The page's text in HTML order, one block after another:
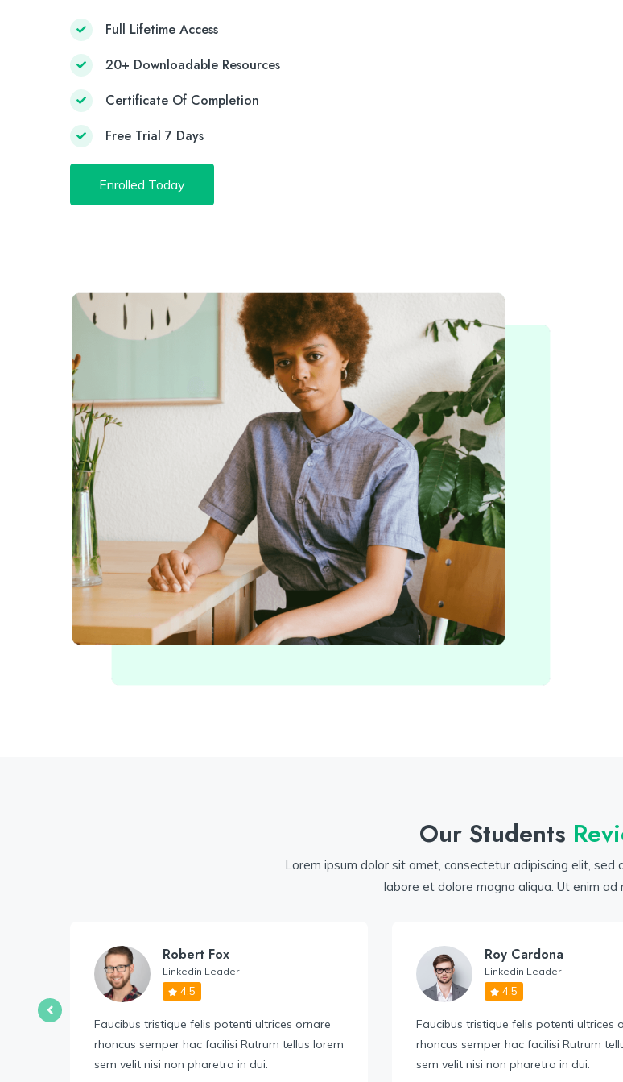
Full Lifetime Access
20+ Downloadable Resources
Certificate Of Completion
Free Trial 7 Days
Enrolled Today
Our Students
Lorem ipsum dolor sit amet, consectetur adipiscing elit, sed
labore et dolore magna aliqua. Ut enim ad
Robert Fox
Linkedin Leader
4.5
Faucibus tristique felis potenti ultrices ornare
rhoncus semper hac facilisi Rutrum tellus lorem
sem velit nisi non pharetra in dui.
Roy Cardona
Linkedin Leader
4.5
Faucibus tristique felis potenti ultrices
rhoncus semper hac facilisi Rutrum
sem velit nisi non pharetra in dui.